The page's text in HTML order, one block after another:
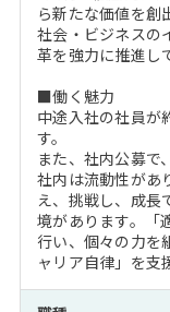
ら新たな価値を創
社会・ビジネスの
革を強力に推進し
■働く魅力
中途入社の社員が
す。
また、社内公募で
社内は流動性があ
え、挑戦し、成長
境があります。「
行い、個々の力を
ャリア自律」を支